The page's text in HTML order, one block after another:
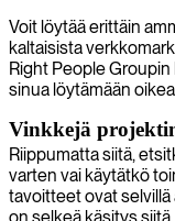
Voit löytää erittäin
kaltaisista
Right People
sinua löytämään
Vinkkejä
Riippumatta siitä,
varten vai käytätkö
tavoitteet ovat selvillä